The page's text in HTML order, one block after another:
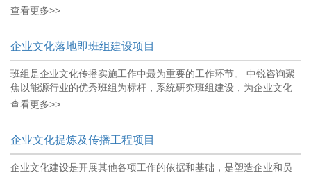
果。 巴州创新工作室设计理念：
查看更多>>
企业文化落地即班组建设项目
班组是企业文化传播实施工作中最为重要的工作环节。 中锐咨询聚
焦以能源行业的优秀班组为标杆，系统研究班组建设，为企业文化
落地提供坚实基础。
查看更多>>
企业文化提炼及传播工程项目
企业文化建设是开展其他各项工作的依据和基础，是塑造企业和员